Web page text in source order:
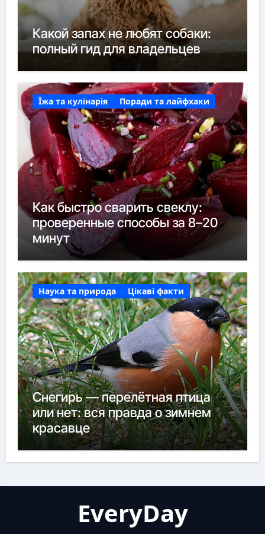
Какой запах не любят собаки:
полный гид для владельцев
Їжа та кулінарія Поради та лайфхаки
Как быстро сварить свеклу:
проверенные способы за 8–20
минут
Наука та природа Цікаві факти
Снегирь — перелётная птица
или нет: вся правда о зимнем
красавце
EveryDay